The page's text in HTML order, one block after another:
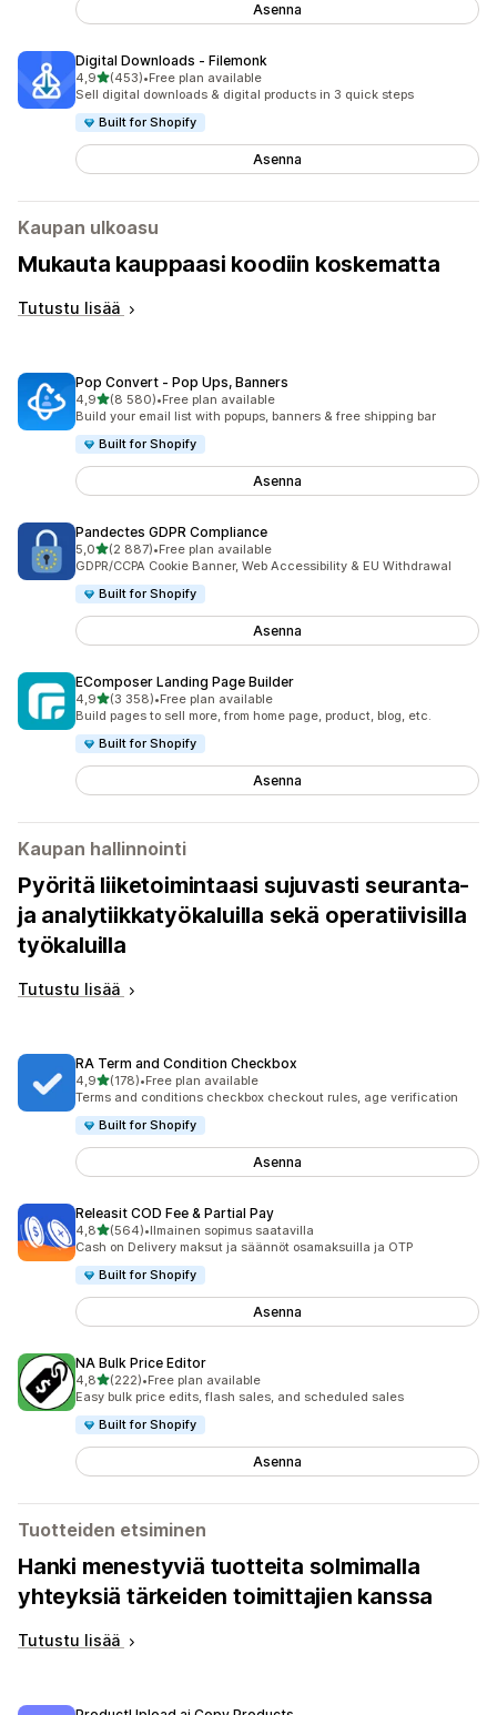
Asenna
Digital Downloads ‑ Filemonk
4,9/ 5 tähteä
(453)
453 arvostelua yhteensä
•Free plan available
Sell digital downloads & digital products in 3 quick steps
Built for Shopify
Asenna
Kaupan ulkoasu
Mukauta kauppaasi koodiin koskematta
Tutustu lisää
Pop Convert ‑ Pop Ups, Banners
4,9/ 5 tähteä
(8 580)
8580 arvostelua yhteensä
•Free plan available
Build your email list with popups, banners & free shipping bar
Built for Shopify
Asenna
Pandectes GDPR Compliance
5,0/ 5 tähteä
(2 887)
2887 arvostelua yhteensä
•Free plan available
GDPR/CCPA Cookie Banner, Web Accessibility & EU Withdrawal
Built for Shopify
Asenna
EComposer Landing Page Builder
4,9/ 5 tähteä
(3 358)
3358 arvostelua yhteensä
•Free plan available
Build pages to sell more, from home page, product, blog, etc.
Built for Shopify
Asenna
Kaupan hallinnointi
Pyöritä liiketoimintaasi sujuvasti seuranta-
ja analytiikkatyökaluilla sekä operatiivisilla
työkaluilla
Tutustu lisää
RA Term and Condition Checkbox
4,9/ 5 tähteä
(178)
178 arvostelua yhteensä
•Free plan available
Terms and conditions checkbox checkout rules, age verification
Built for Shopify
Asenna
Releasit COD Fee & Partial Pay
4,8/ 5 tähteä
(564)
564 arvostelua yhteensä
•Ilmainen sopimus saatavilla
Cash on Delivery maksut ja säännöt osamaksuilla ja OTP
Built for Shopify
Asenna
NA Bulk Price Editor
4,8/ 5 tähteä
(222)
222 arvostelua yhteensä
•Free plan available
Easy bulk price edits, flash sales, and scheduled sales
Built for Shopify
Asenna
Tuotteiden etsiminen
Hanki menestyviä tuotteita solmimalla
yhteyksiä tärkeiden toimittajien kanssa
Tutustu lisää